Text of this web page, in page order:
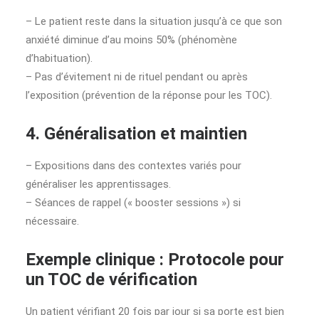
– Le patient reste dans la situation jusqu’à ce que son
anxiété diminue d’au moins 50% (phénomène
d’habituation).
– Pas d’évitement ni de rituel pendant ou après
l’exposition (prévention de la réponse pour les TOC).
4. Généralisation et maintien
– Expositions dans des contextes variés pour
généraliser les apprentissages.
– Séances de rappel (« booster sessions ») si
nécessaire.
Exemple clinique : Protocole pour
un TOC de vérification
Un patient vérifiant 20 fois par jour si sa porte est bien